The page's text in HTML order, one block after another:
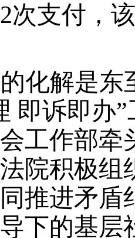
次支付，
化解是东
即诉即办
工作部牵
院积极组
推进矛盾
下的基层